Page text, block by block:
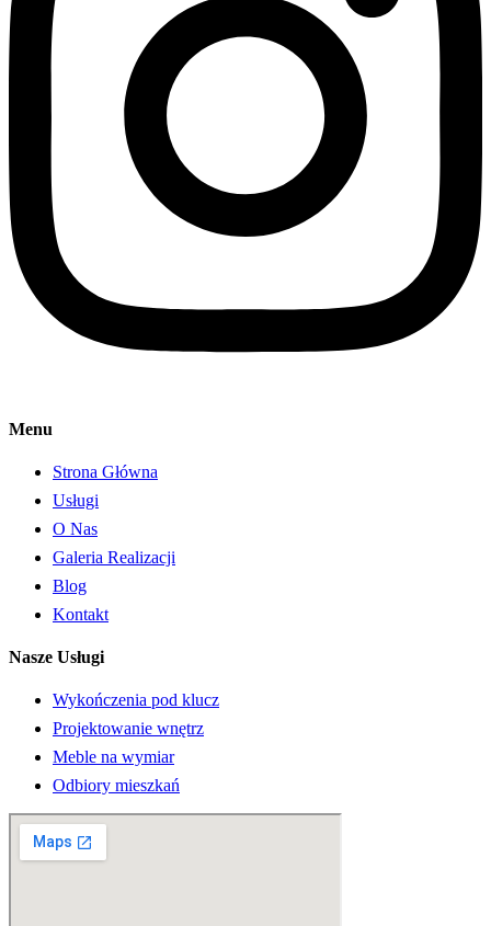
Menu
Strona Główna
Usługi
O Nas
Galeria Realizacji
Blog
Kontakt
Nasze Usługi
Wykończenia pod klucz
Projektowanie wnętrz
Meble na wymiar
Odbiory mieszkań